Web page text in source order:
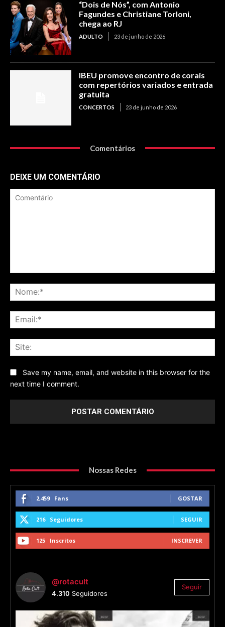
“Dois de Nós”, com Antonio
Fagundes e Christiane Torloni,
chega ao RJ
ADULTO 23 de junho de 2026
IBEU promove encontro de corais
com repertórios variados e entrada
gratuita
CONCERTOS 23 de junho de 2026
Comentários
DEIXE UM COMENTÁRIO
Save my name, email, and website in this browser for the
next time I comment.
Nossas Redes
2,459 Fans GOSTAR
216 Seguidores SEGUIR
125 Inscritos INSCREVER
@rotacult
4.310 Seguidores
Seguir